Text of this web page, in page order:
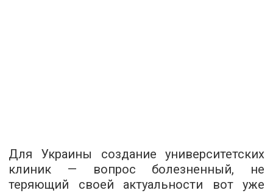
Для Украины создание университетских
клиник — вопрос болезненный, не
теряющий своей актуальности вот уже